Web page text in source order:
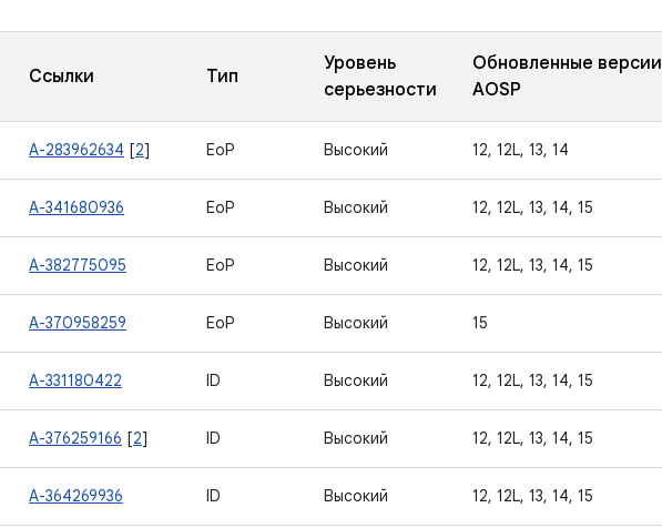
Ссылки Тип
Уровень
серьезности
Обновленные версии
AOSP
A-283962634 [2] EoP Высокий 12, 12L, 13, 14
A-341680936 EoP Высокий 12, 12L, 13, 14, 15
A-382775095 EoP Высокий 12, 12L, 13, 14, 15
A-370958259 EoP Высокий 15
A-331180422 ID Высокий 12, 12L, 13, 14, 15
A-376259166 [2] ID Высокий 12, 12L, 13, 14, 15
A-364269936 ID Высокий 12, 12L, 13, 14, 15